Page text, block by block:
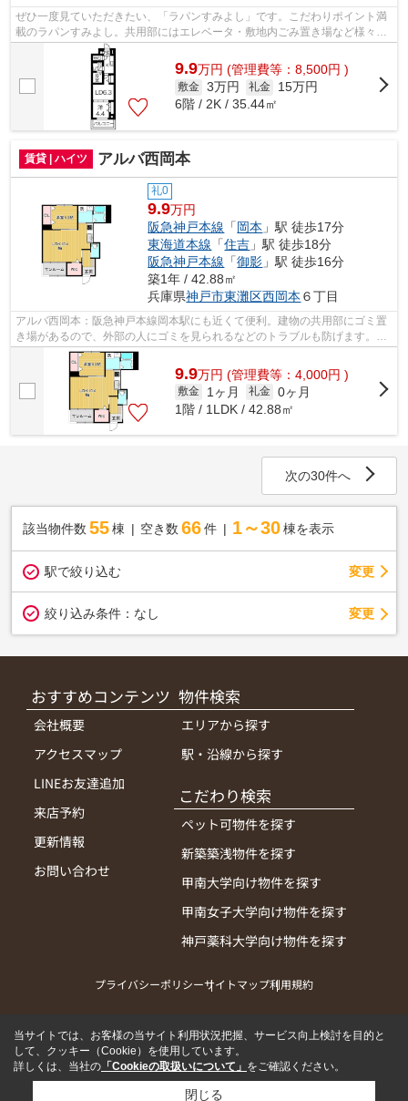
ぜひ一度見ていただきたい、「ラパンすみよし」です。こだわりポイント満
載のラパンすみよし。共用部にはエレベータ・敷地内ごみ置き場など様々な
設備やサービスが揃っているので便利...
9.9万円 (管理費等：8,500円 )
敷金 3万円 礼金
15万円
6階 / 2K / 35.44㎡
賃貸 | ハイツ アルバ西岡本
礼0
9.9万円
阪急神戸本線 「岡本 」駅 徒歩17分
東海道本線 「住吉 」駅 徒歩18分
阪急神戸本線 「御影 」駅 徒歩16分
築1年 / 42.88㎡
兵庫県神戸市東灘区西岡本 ６丁目
アルバ西岡本：阪急神戸本線岡本駅にも近くて便利。建物の共用部にゴミ置
き場があるので、外部の人にゴミを見られるなどのトラブルも防げます。2
駅利用可能な物件で目的地に応じて路線...
9.9万円 (管理費等：4,000円 )
敷金 1ヶ月 礼金 0ヶ月
1階 / 1LDK / 42.88㎡
次の30件へ
該当物件数 55棟 空き数 66 件 1～30 棟を表示
駅で絞り込む 変更
絞り込み条件： なし 変更
おすすめコンテンツ
会社概要
アクセスマップ
LINEお友達追加
来店予約
更新情報
お問い合わせ
物件検索
エリアから探す
駅・沿線から探す
こだわり検索
ペット可物件を探す
新築築浅物件を探す
甲南大学向け物件を探す
甲南女子大学向け物件を探す
神戸薬科大学向け物件を探す
プライバシーポリシーサイトマップ利用規約
当サイトでは、お客様の当サイト利用状況把握、サービス向上検討を目的と
して、クッキー（Cookie）を使用しています。
詳しくは、当社の 「Cookieの取扱いについて」 をご確認ください。
閉じる